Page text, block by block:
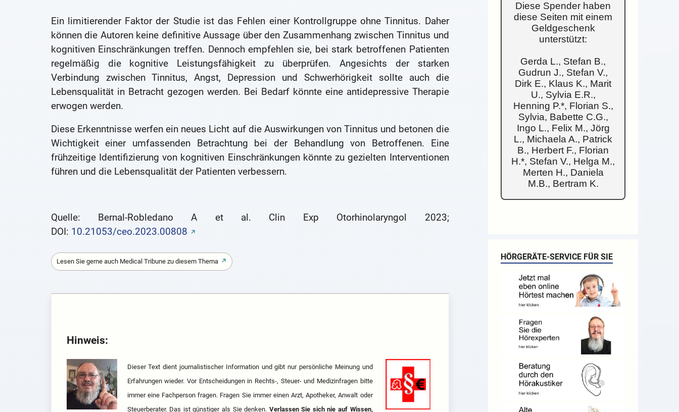
Ein limitierender Faktor der Studie ist das Fehlen einer Kontrollgruppe ohne Tinnitus. Daher
können die Autoren keine definitive Aussage über den Zusammenhang zwischen Tinnitus und
kognitiven Einschränkungen treffen. Dennoch empfehlen sie, bei stark betroffenen Patienten
regelmäßig die kognitive Leistungsfähigkeit zu überprüfen. Angesichts der starken
Verbindung zwischen Tinnitus, Angst, Depression und Schwerhörigkeit sollte auch die
Lebensqualität in Betracht gezogen werden. Bei Bedarf könnte eine antidepressive Therapie
erwogen werden.
Diese Erkenntnisse werfen ein neues Licht auf die Auswirkungen von Tinnitus und betonen die
Wichtigkeit einer umfassenden Betrachtung bei der Behandlung von Betroffenen. Eine
frühzeitige Identifizierung von kognitiven Einschränkungen könnte zu gezielten Interventionen
führen und die Lebensqualität der Patienten verbessern.
Quelle: Bernal-Robledano A et al. Clin Exp Otorhino­laryngol 2023;
DOI: 10.21053/ceo.2023.00808
Lesen Sie gerne auch Medical Tribune zu diesem Thema
Hinweis:
Dieser Text dient journalistischer Information und gibt nur persönliche Meinung und
Erfahrungen wieder. Vor Entscheidungen in Rechts-, Steuer- und Medizinfragen bitte
immer eine Fachperson fragen. Fragen Sie immer einen Arzt, Apotheker, Anwalt oder
Steuerberater. Das ist günstiger als Sie denken. Verlassen Sie sich nie auf Wissen,
Diese Spender haben
diese Seiten mit einem
Geldgeschenk
unterstützt:
Gerda L., Stefan B.,
Gudrun J., Stefan V.,
Dirk E., Klaus K., Marit
U., Sylvia E.R.,
Henning P.*, Florian S.,
Sylvia, Babette C.G.,
Ingo L., Felix M., Jörg
L., Michaela A., Patrick
B., Herbert F., Florian
H.*, Stefan V., Helga M.,
Merten H., Daniela
M.B., Bertram K.
HÖRGERÄTE-SERVICE FÜR SIE